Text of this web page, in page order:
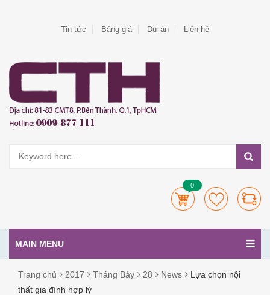
Tin tức Bảng giá Dự án Liên hệ
0
MAIN MENU
Trang chủ 2017 Tháng Bảy 28 News
Lựa chọn nội
thất gia đình hợp lý